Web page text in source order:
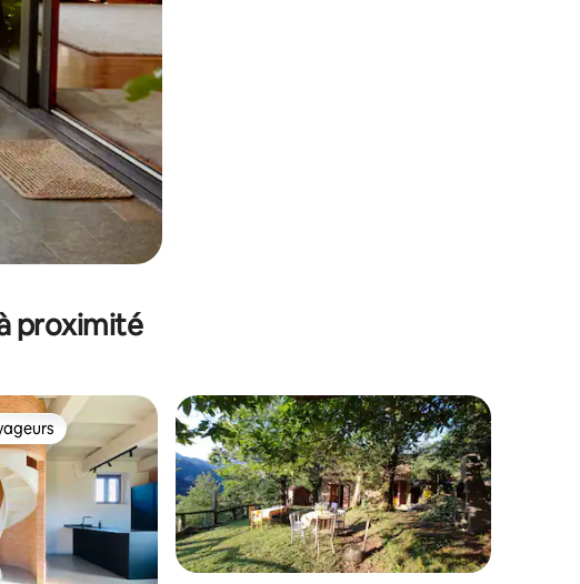
proximité
les plus appréciés